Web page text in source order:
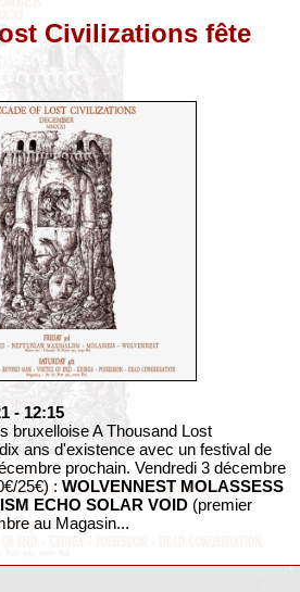
Civilizations fête
- 12:15
bruxelloise A Thousand Lost
ans d'existence avec un festival de
prochain. Vendredi 3 décembre
25€) : WOLVENNEST MOLASSESS
ECHO SOLAR VOID(premier
au Magasin...